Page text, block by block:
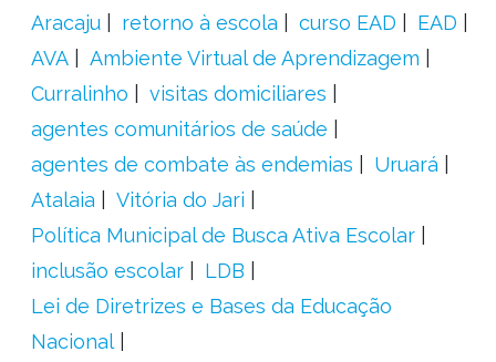
Aracaju
retorno à escola curso EAD
EAD
AVA
Ambiente Virtual de Aprendizagem
Curralinho
visitas domiciliares
agentes comunitários de saúde
agentes de combate às endemias
Uruará
Atalaia
Vitória do Jari
Política Municipal de Busca Ativa Escolar
inclusão escolar
LDB
Lei de Diretrizes e Bases da Educação
Nacional